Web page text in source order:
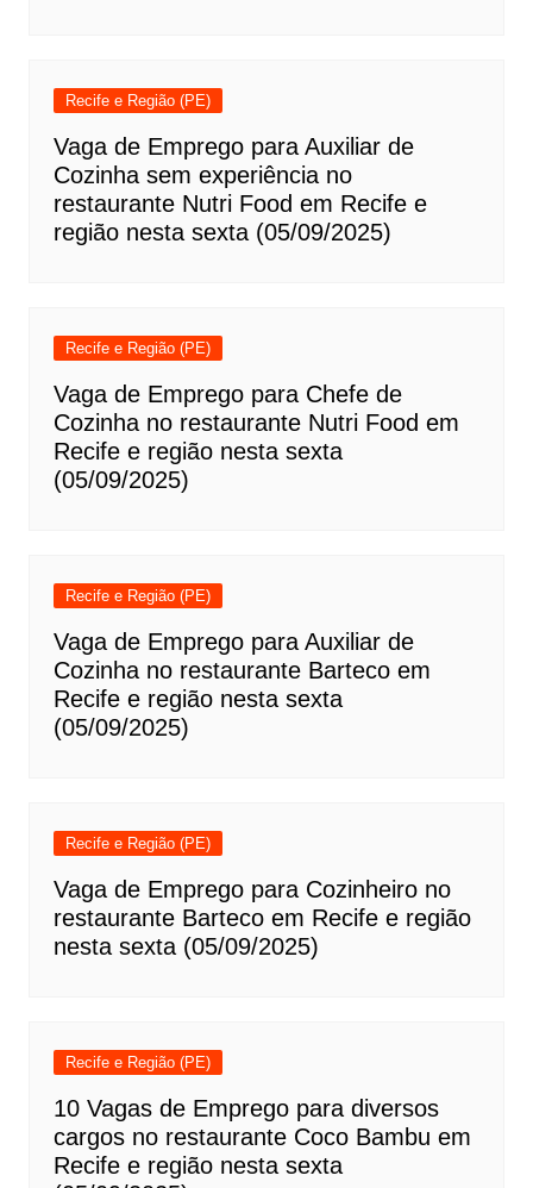
Recife e Região (PE)
Vaga de Emprego para Auxiliar de
Cozinha sem experiência no
restaurante Nutri Food em Recife e
região nesta sexta (05/09/2025)
Recife e Região (PE)
Vaga de Emprego para Chefe de
Cozinha no restaurante Nutri Food em
Recife e região nesta sexta
(05/09/2025)
Recife e Região (PE)
Vaga de Emprego para Auxiliar de
Cozinha no restaurante Barteco em
Recife e região nesta sexta
(05/09/2025)
Recife e Região (PE)
Vaga de Emprego para Cozinheiro no
restaurante Barteco em Recife e região
nesta sexta (05/09/2025)
Recife e Região (PE)
10 Vagas de Emprego para diversos
cargos no restaurante Coco Bambu em
Recife e região nesta sexta